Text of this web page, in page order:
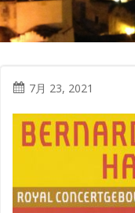
7月 23, 2021